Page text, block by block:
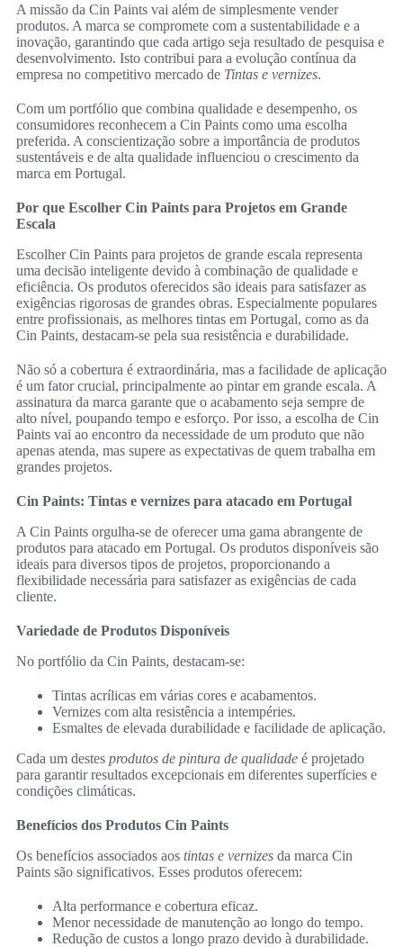
A missão da Cin Paints vai além de simplesmente vender
produtos. A marca se compromete com a sustentabilidade e a
inovação, garantindo que cada artigo seja resultado de pesquisa e
desenvolvimento. Isto contribui para a evolução contínua da
empresa no competitivo mercado de Tintas e vernizes.
Com um portfólio que combina qualidade e desempenho, os
consumidores reconhecem a Cin Paints como uma escolha
preferida. A conscientização sobre a importância de produtos
sustentáveis e de alta qualidade influenciou o crescimento da
marca em Portugal.
Por que Escolher Cin Paints para Projetos em Grande
Escala
Escolher Cin Paints para projetos de grande escala representa
uma decisão inteligente devido à combinação de qualidade e
eficiência. Os produtos oferecidos são ideais para satisfazer as
exigências rigorosas de grandes obras. Especialmente populares
entre profissionais, as melhores tintas em Portugal, como as da
Cin Paints, destacam-se pela sua resistência e durabilidade.
Não só a cobertura é extraordinária, mas a facilidade de aplicação
é um fator crucial, principalmente ao pintar em grande escala. A
assinatura da marca garante que o acabamento seja sempre de
alto nível, poupando tempo e esforço. Por isso, a escolha de Cin
Paints vai ao encontro da necessidade de um produto que não
apenas atenda, mas supere as expectativas de quem trabalha em
grandes projetos.
Cin Paints: Tintas e vernizes para atacado em Portugal
A Cin Paints orgulha-se de oferecer uma gama abrangente de
produtos para atacado em Portugal. Os produtos disponíveis são
ideais para diversos tipos de projetos, proporcionando a
flexibilidade necessária para satisfazer as exigências de cada
cliente.
Variedade de Produtos Disponíveis
No portfólio da Cin Paints, destacam-se:
Tintas acrílicas em várias cores e acabamentos.
Vernizes com alta resistência a intempéries.
Esmaltes de elevada durabilidade e facilidade de aplicação.
Cada um destes produtos de pintura de qualidade é projetado
para garantir resultados excepcionais em diferentes superfícies e
condições climáticas.
Benefícios dos Produtos Cin Paints
Os benefícios associados aos tintas e vernizes da marca Cin
Paints são significativos. Esses produtos oferecem:
Alta performance e cobertura eficaz.
Menor necessidade de manutenção ao longo do tempo.
Redução de custos a longo prazo devido à durabilidade.